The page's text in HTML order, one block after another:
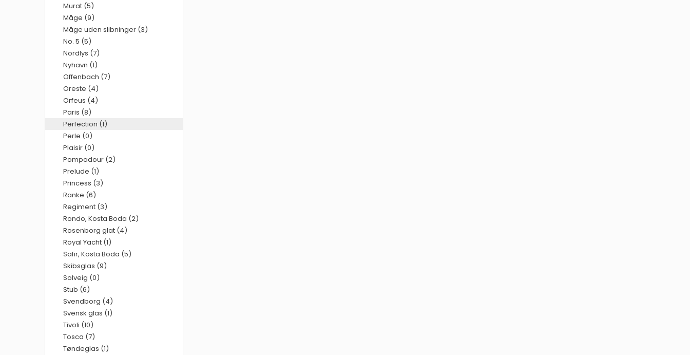
Murat (5)
Måge (9)
Måge uden slibninger (3)
No. 5 (5)
Nordlys (7)
Nyhavn (1)
Offenbach (7)
Oreste (4)
Orfeus (4)
Paris (8)
Perfection (1)
Perle (0)
Plaisir (0)
Pompadour (2)
Prelude (1)
Princess (3)
Ranke (6)
Regiment (3)
Rondo, Kosta Boda (2)
Rosenborg glat (4)
Royal Yacht (1)
Safir, Kosta Boda (5)
Skibsglas (9)
Solveig (0)
Stub (6)
Svendborg (4)
Svensk glas (1)
Tivoli (10)
Tosca (7)
Tøndeglas (1)